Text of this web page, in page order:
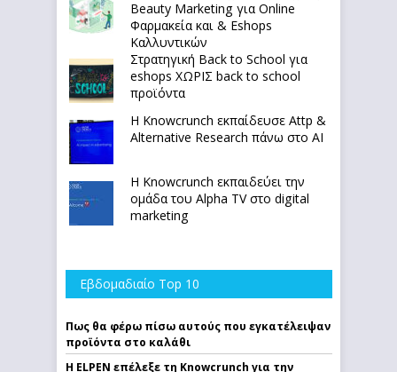
Beauty Marketing για Online
Φαρμακεία και & Eshops
Καλλυντικών
Στρατηγική Back to School για
eshops ΧΩΡΙΣ back to school
προϊόντα
Η Knowcrunch εκπαίδευσε Attp &
Alternative Research πάνω στο ΑΙ
Η Knowcrunch εκπαιδεύει την
ομάδα του Alpha TV στο digital
marketing
Εβδομαδιαίο Top 10
Πως θα φέρω πίσω αυτούς που εγκατέλειψαν
προϊόντα στο καλάθι
Η ELPEN επέλεξε τη Knowcrunch για την